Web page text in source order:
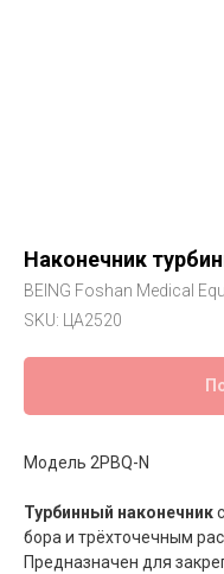
Наконечник
BEING Foshan Medical
SKU:
ЦА2520
Модель 2PBQ-N
Турбинный наконечник
бора и трёхточечным
Предназначен для